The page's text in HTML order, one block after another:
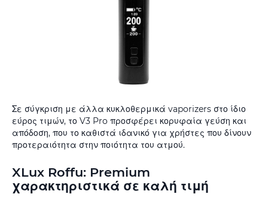
Σε σύγκριση με άλλα κυκλοθερμικά vaporizers στο ίδιο
εύρος τιμών, το V3 Pro προσφέρει κορυφαία γεύση και
απόδοση, που το καθιστά ιδανικό για χρήστες που δίνουν
προτεραιότητα στην ποιότητα του ατμού.
XLux Roffu: Premium
χαρακτηριστικά σε καλή τιμή